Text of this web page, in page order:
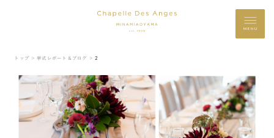
MENU
トップ ＞ 挙式レポート＆ブログ ＞ 2